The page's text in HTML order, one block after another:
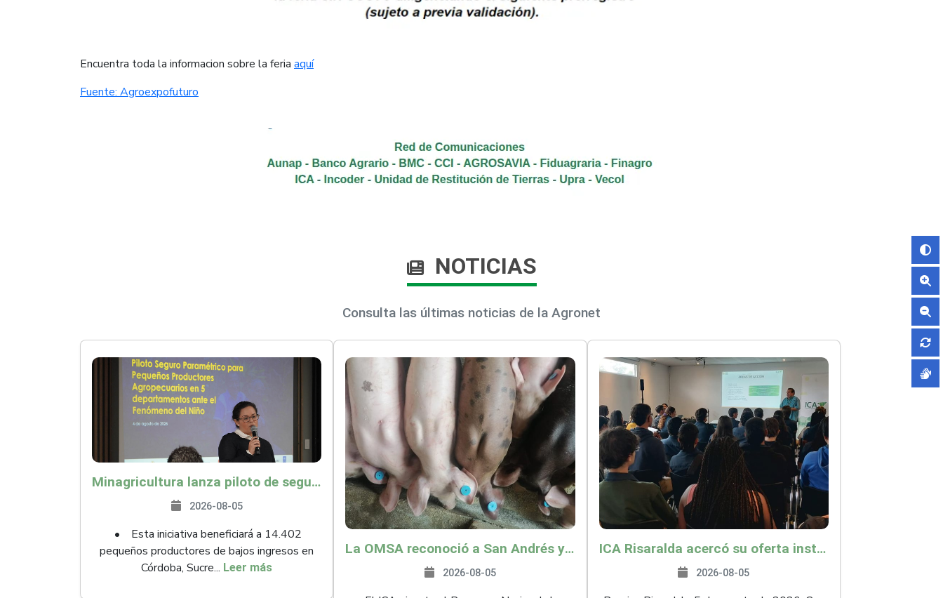
​Encuentra toda la informacion sobre la feria aquí​
Fuente: Agroexpofuturo
NOTICIAS
Consulta las últimas noticias de la Agronet
Minagricultura lanza piloto de seguro agropecuario por $9.625 millones para proteger a más de 14.000 pequeños productores contra riesgos del Fenómeno de El Niño
2026-08-05
• Esta iniciativa beneficiará a 14.402
pequeños productores de bajos ingresos en
Córdoba, Sucre... Leer más
La OMSA reconoció a San Andrés y Providencia como zona libre de Peste Porcina Clásica (PPC)
2026-08-05
ICA Risaralda acercó su oferta institucional a productores y emprendedores en Expocamello
2026-08-05